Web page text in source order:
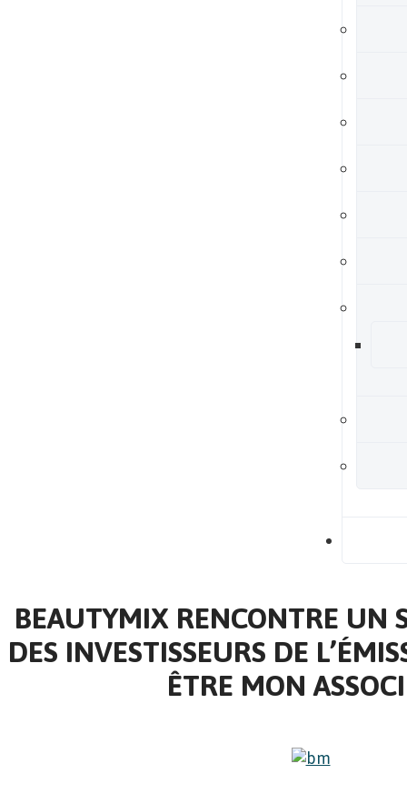
BEAUTYMIX RENCONTRE UN
DES INVESTISSEURS DE
ÊTRE MON